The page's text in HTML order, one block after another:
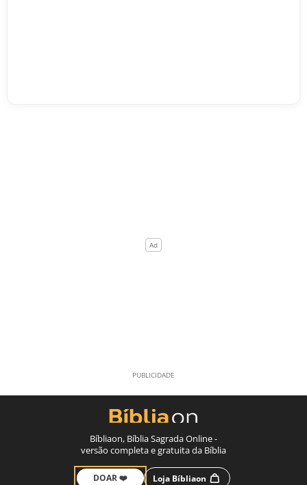
Bíbliaon, Bíblia Sagrada Online -
versão completa e gratuita da Bíblia
DOAR ❤️ Loja Bíbliaon